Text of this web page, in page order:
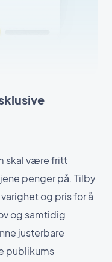
skal være fritt
penger på. Tilby
og pris for å
og samtidig
justerbare
publikums